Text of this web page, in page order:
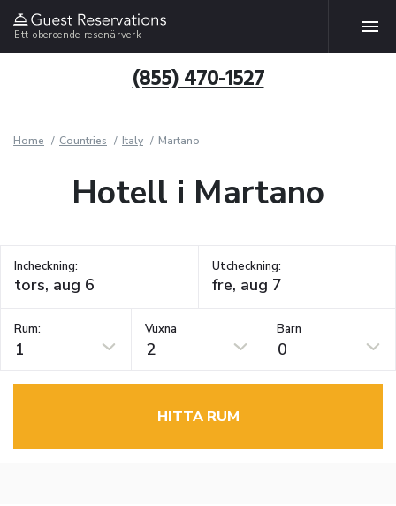
Ett oberoende resenärverk
(855) 470-1527
Home Countries Italy Martano
Hotell i Martano
Incheckning: Utcheckning:
Rum:
1
Vuxna
2
Barn
0
HITTA RUM